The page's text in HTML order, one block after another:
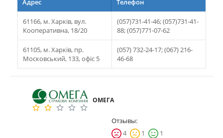
Адрес Телефон
61166, м. Харків, вул.
Кооперативна, 18/20
(057)731-41-46; (057)731-41-
88; (057)771-07-62
61105, м. Харків, пр.
Московський, 133, офіс 5
(057) 732-24-17; (067) 216-
46-68
ОМЕГА
Отзывы:
4
1
1